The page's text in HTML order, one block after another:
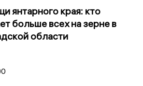
янтарного края: кто
больше всех на зерне в
области